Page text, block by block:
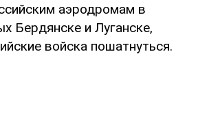
аэродромам в
Бердянске и Луганске,
войска пошатнуться.